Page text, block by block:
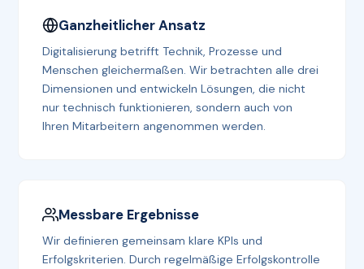
Ganzheitlicher Ansatz
Digitalisierung betrifft Technik, Prozesse und
Menschen gleichermaßen. Wir betrachten alle drei
Dimensionen und entwickeln Lösungen, die nicht
nur technisch funktionieren, sondern auch von
Ihren Mitarbeitern angenommen werden.
Messbare Ergebnisse
Wir definieren gemeinsam klare KPIs und
Erfolgskriterien. Durch regelmäßige Erfolgskontrolle